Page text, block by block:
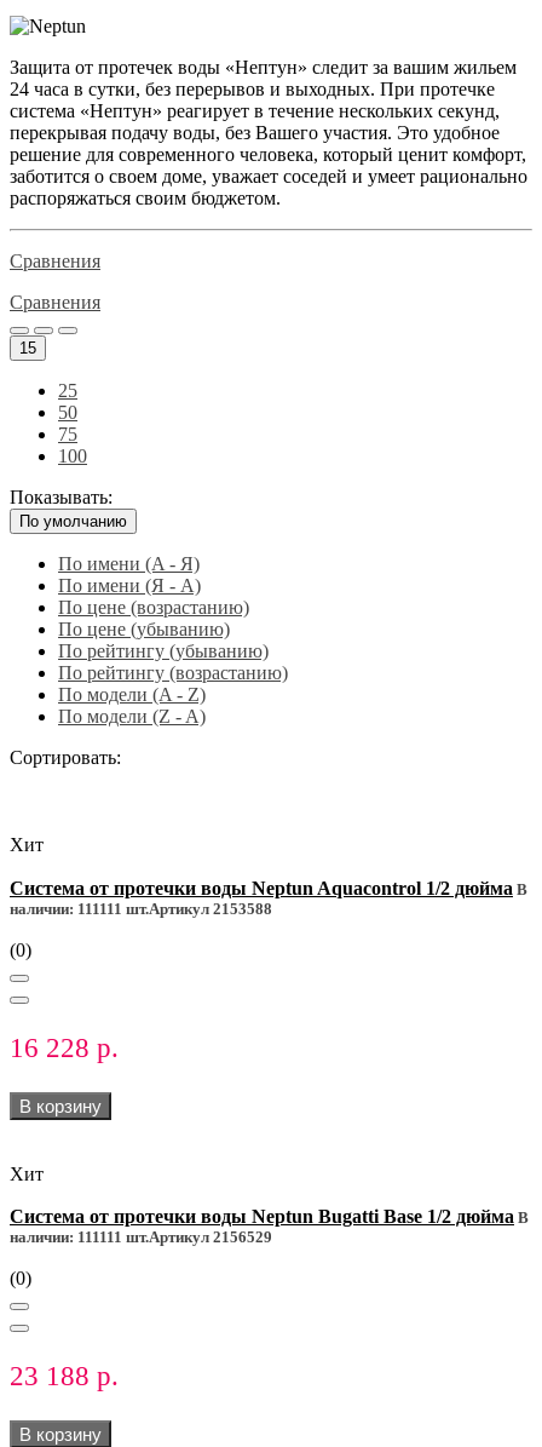
Защита от протечек воды «Нептун» следит за вашим жильем
24 часа в сутки, без перерывов и выходных. При протечке
система «Нептун» реагирует в течение нескольких секунд,
перекрывая подачу воды, без Вашего участия. Это удобное
решение для современного человека, который ценит комфорт,
заботится о своем доме, уважает соседей и умеет рационально
распоряжаться своим бюджетом.
Сравнения
Сравнения
15
25
50
75
100
Показывать:
По умолчанию
По имени (A - Я)
По имени (Я - A)
По цене (возрастанию)
По цене (убыванию)
По рейтингу (убыванию)
По рейтингу (возрастанию)
По модели (A - Z)
По модели (Z - A)
Сортировать:
Хит
Система от протечки воды Neptun Aquacontrol 1/2 дюйма В
наличии: 111111 шт.Артикул 2153588
(0)
16 228 р.
В корзину
Хит
Система от протечки воды Neptun Bugatti Base 1/2 дюйма В
наличии: 111111 шт.Артикул 2156529
(0)
23 188 р.
В корзину